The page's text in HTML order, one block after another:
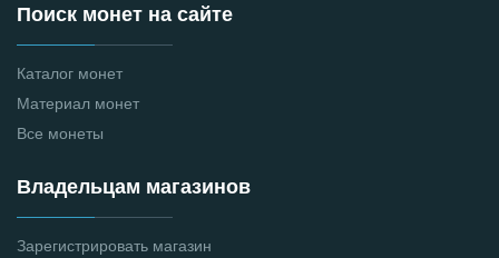
Поиск монет на сайте
Каталог монет
Материал монет
Все монеты
Владельцам магазинов
Зарегистрировать магазин